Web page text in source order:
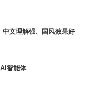
文理解强、国风效果好
智能体